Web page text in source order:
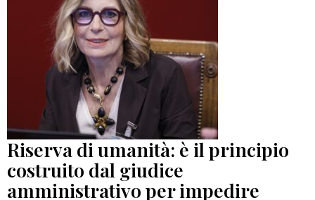
Riserva di umanità: è il principio
costruito dal giudice
amministrativo per impedire